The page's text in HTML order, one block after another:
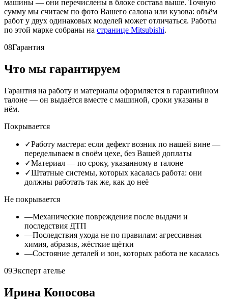
машины — они перечислены в блоке состава выше. Точную
сумму мы считаем по фото Вашего салона или кузова: объём
работ у двух одинаковых моделей может отличаться. Работы
по этой марке собраны на странице Mitsubishi.
08Гарантия
Что мы гарантируем
Гарантия на работу и материалы оформляется в гарантийном
талоне — он выдаётся вместе с машиной, сроки указаны в
нём.
Покрывается
✓Работу мастера: если дефект возник по нашей вине —
переделываем в своём цехе, без Вашей доплаты
✓Материал — по сроку, указанному в талоне
✓Штатные системы, которых касалась работа: они
должны работать так же, как до неё
Не покрывается
—Механические повреждения после выдачи и
последствия ДТП
—Последствия ухода не по правилам: агрессивная
химия, абразив, жёсткие щётки
—Состояние деталей и зон, которых работа не касалась
09Эксперт ателье
Ирина Копосова